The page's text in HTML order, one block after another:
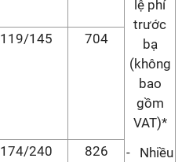
lệ phí
trước
bạ
(không
bao
gồm
VAT)*
- Nhiều
119/145 704
174/240 826